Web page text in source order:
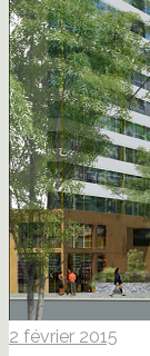
2 février 2015